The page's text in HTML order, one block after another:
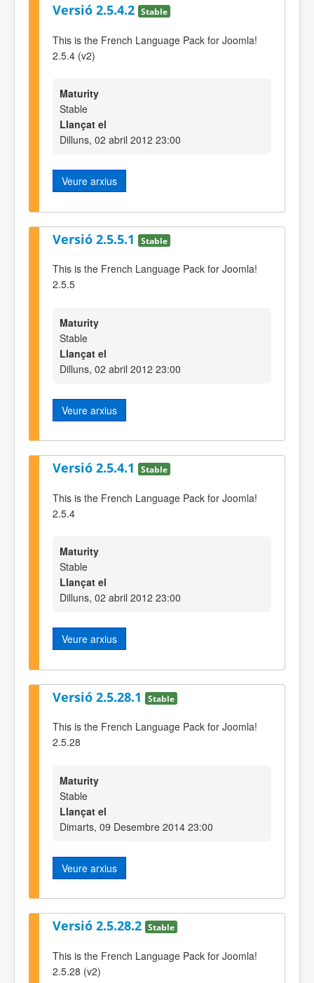
Versió 2.5.4.2 Stable
This is the French Language Pack for Joomla!
2.5.4 (v2)
Maturity
Stable
Llançat el
Dilluns, 02 abril 2012 23:00
Veure arxius
Versió 2.5.5.1 Stable
This is the French Language Pack for Joomla!
2.5.5
Maturity
Stable
Llançat el
Dilluns, 02 abril 2012 23:00
Veure arxius
Versió 2.5.4.1 Stable
This is the French Language Pack for Joomla!
2.5.4
Maturity
Stable
Llançat el
Dilluns, 02 abril 2012 23:00
Veure arxius
Versió 2.5.28.1 Stable
This is the French Language Pack for Joomla!
2.5.28
Maturity
Stable
Llançat el
Dimarts, 09 Desembre 2014 23:00
Veure arxius
Versió 2.5.28.2 Stable
This is the French Language Pack for Joomla!
2.5.28 (v2)